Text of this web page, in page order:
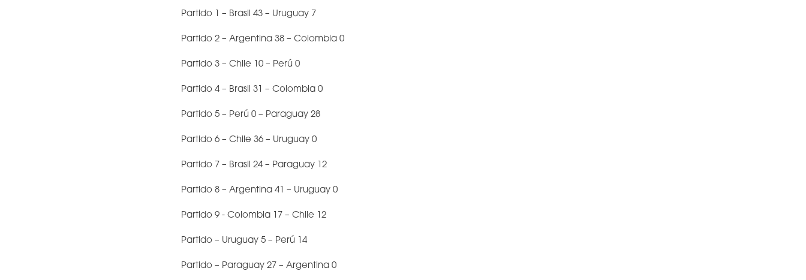
Partido 1 – Brasil 43 – Uruguay 7
Partido 2 – Argentina 38 – Colombia 0
Partido 3 – Chile 10 – Perú 0
Partido 4 – Brasil 31 – Colombia 0
Partido 5 – Perú 0 – Paraguay 28
Partido 6 – Chile 36 – Uruguay 0
Partido 7 – Brasil 24 – Paraguay 12
Partido 8 – Argentina 41 – Uruguay 0
Partido 9 - Colombia 17 – Chile 12
Partido – Uruguay 5 – Perú 14
Partido – Paraguay 27 – Argentina 0